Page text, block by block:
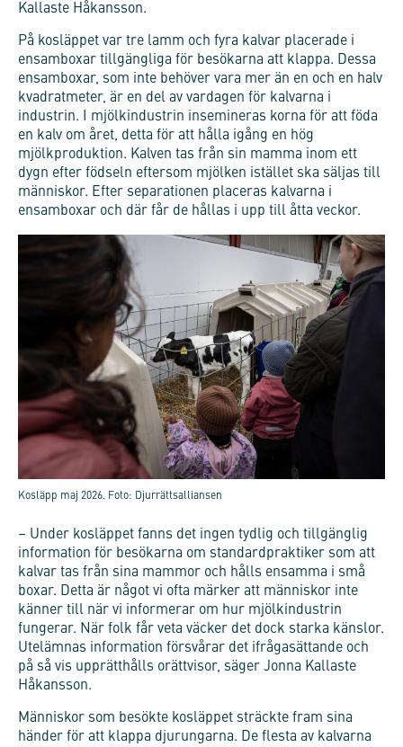
Kallaste Håkansson.
På kosläppet var tre lamm och fyra kalvar placerade i
ensamboxar tillgängliga för besökarna att klappa. Dessa
ensamboxar, som inte behöver vara mer än en och en halv
kvadratmeter, är en del av vardagen för kalvarna i
industrin. I mjölkindustrin insemineras korna för att föda
en kalv om året, detta för att hålla igång en hög
mjölkproduktion. Kalven tas från sin mamma inom ett
dygn efter födseln eftersom mjölken istället ska säljas till
människor. Efter separationen placeras kalvarna i
ensamboxar och där får de hållas i upp till åtta veckor.
Kosläpp maj 2026. Foto: Djurrättsalliansen
– Under kosläppet fanns det ingen tydlig och tillgänglig
information för besökarna om standardpraktiker som att
kalvar tas från sina mammor och hålls ensamma i små
boxar. Detta är något vi ofta märker att människor inte
känner till när vi informerar om hur mjölkindustrin
fungerar. När folk får veta väcker det dock starka känslor.
Utelämnas information försvårar det ifrågasättande och
på så vis upprätthålls orättvisor, säger Jonna Kallaste
Håkansson.
Människor som besökte kosläppet sträckte fram sina
händer för att klappa djurungarna. De flesta av kalvarna